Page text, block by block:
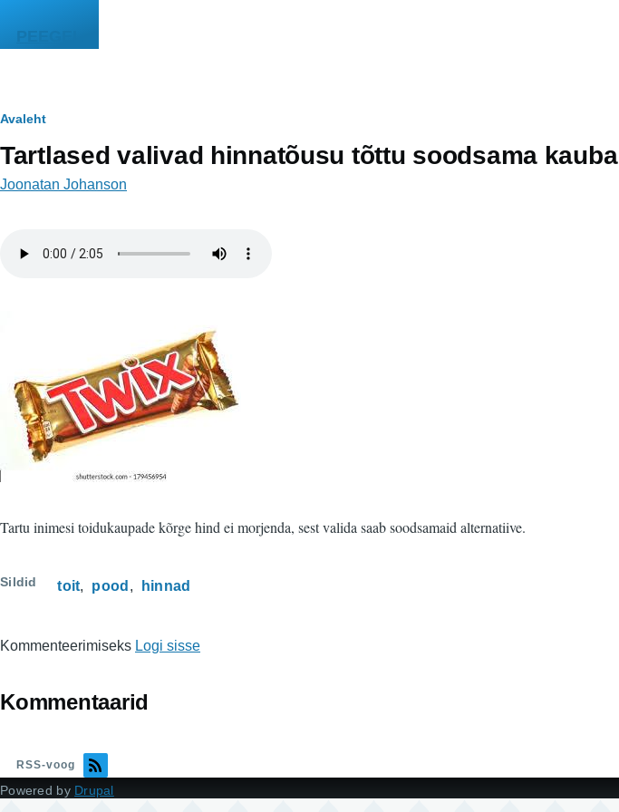
PEEGEL
Leivapuru
Avaleht
Tartlased valivad hinnatõusu tõttu soodsama kauba
Joonatan Johanson
Tartu inimesi toidukaupade kõrge hind ei morjenda, sest valida saab soodsamaid alternatiive.
Sildid toit pood hinnad
Kommenteerimiseks Logi sisse
Kommentaarid
RSS-voog
Powered by Drupal